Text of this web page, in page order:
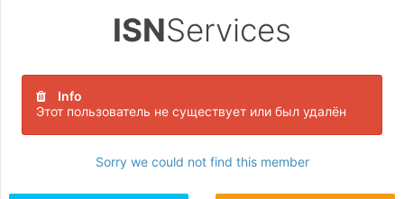
ISNServices
Info
Этот пользователь не существует или был удалён
Sorry we could not find this member